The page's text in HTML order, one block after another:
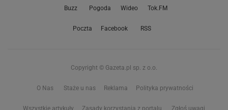
Buzz Pogoda Wideo Tok.FM
Poczta Facebook RSS
Copyright © Gazeta.pl sp. z o.o.
O Nas Staże u nas Reklama Polityka prywatności
Wszystkie artykuły Zasady korzystania z portalu Zgłoś uwagi